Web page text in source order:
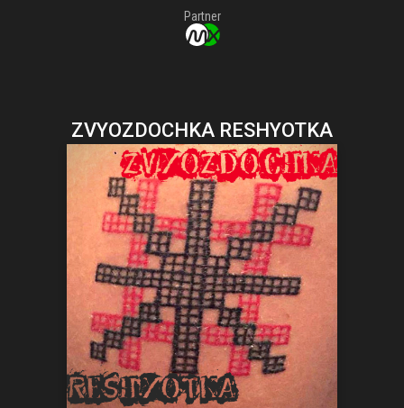
Partner
ZVYOZDOCHKA RESHYOTKA